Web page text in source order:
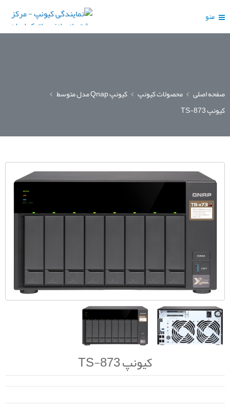
منو
صفحه اصلی محصولات کیونپ
کیونپ Qnap مدل متوسط
کیونپ TS-873
کیونپ TS-873